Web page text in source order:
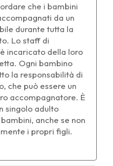
che i bambini
da un
durante tutta la
Lo staff di
incaricato della loro
Ogni bambino
la responsabilità di
che può essere un
accompagnatore. È
singolo adulto
anche se non
i propri figli.